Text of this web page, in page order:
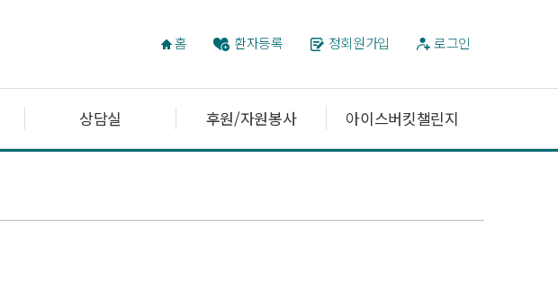
홈 환자등록 정회원가입 로그인
상담실 후원/자원봉사 아이스버킷챌린지